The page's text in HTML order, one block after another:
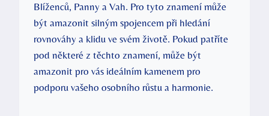
Blíženců, Panny a Vah. Pro tyto znamení může
být amazonit silným spojencem při hledání
rovnováhy a klidu ve svém životě. Pokud patříte
pod některé z těchto znamení, může být
amazonit pro vás ideálním kamenem pro
podporu vašeho osobního růstu a harmonie.